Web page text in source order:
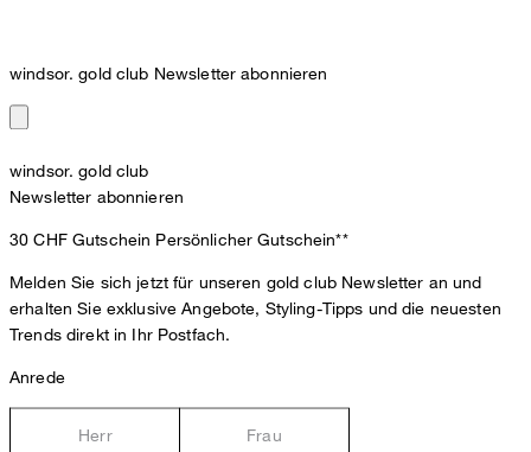
windsor. gold club Newsletter abonnieren
windsor. gold club
Newsletter abonnieren
30 CHF Gutschein Persönlicher Gutschein**
Melden Sie sich jetzt für unseren gold club Newsletter an und
erhalten Sie exklusive Angebote, Styling-Tipps und die neuesten
Trends direkt in Ihr Postfach.
Anrede
Herr Frau